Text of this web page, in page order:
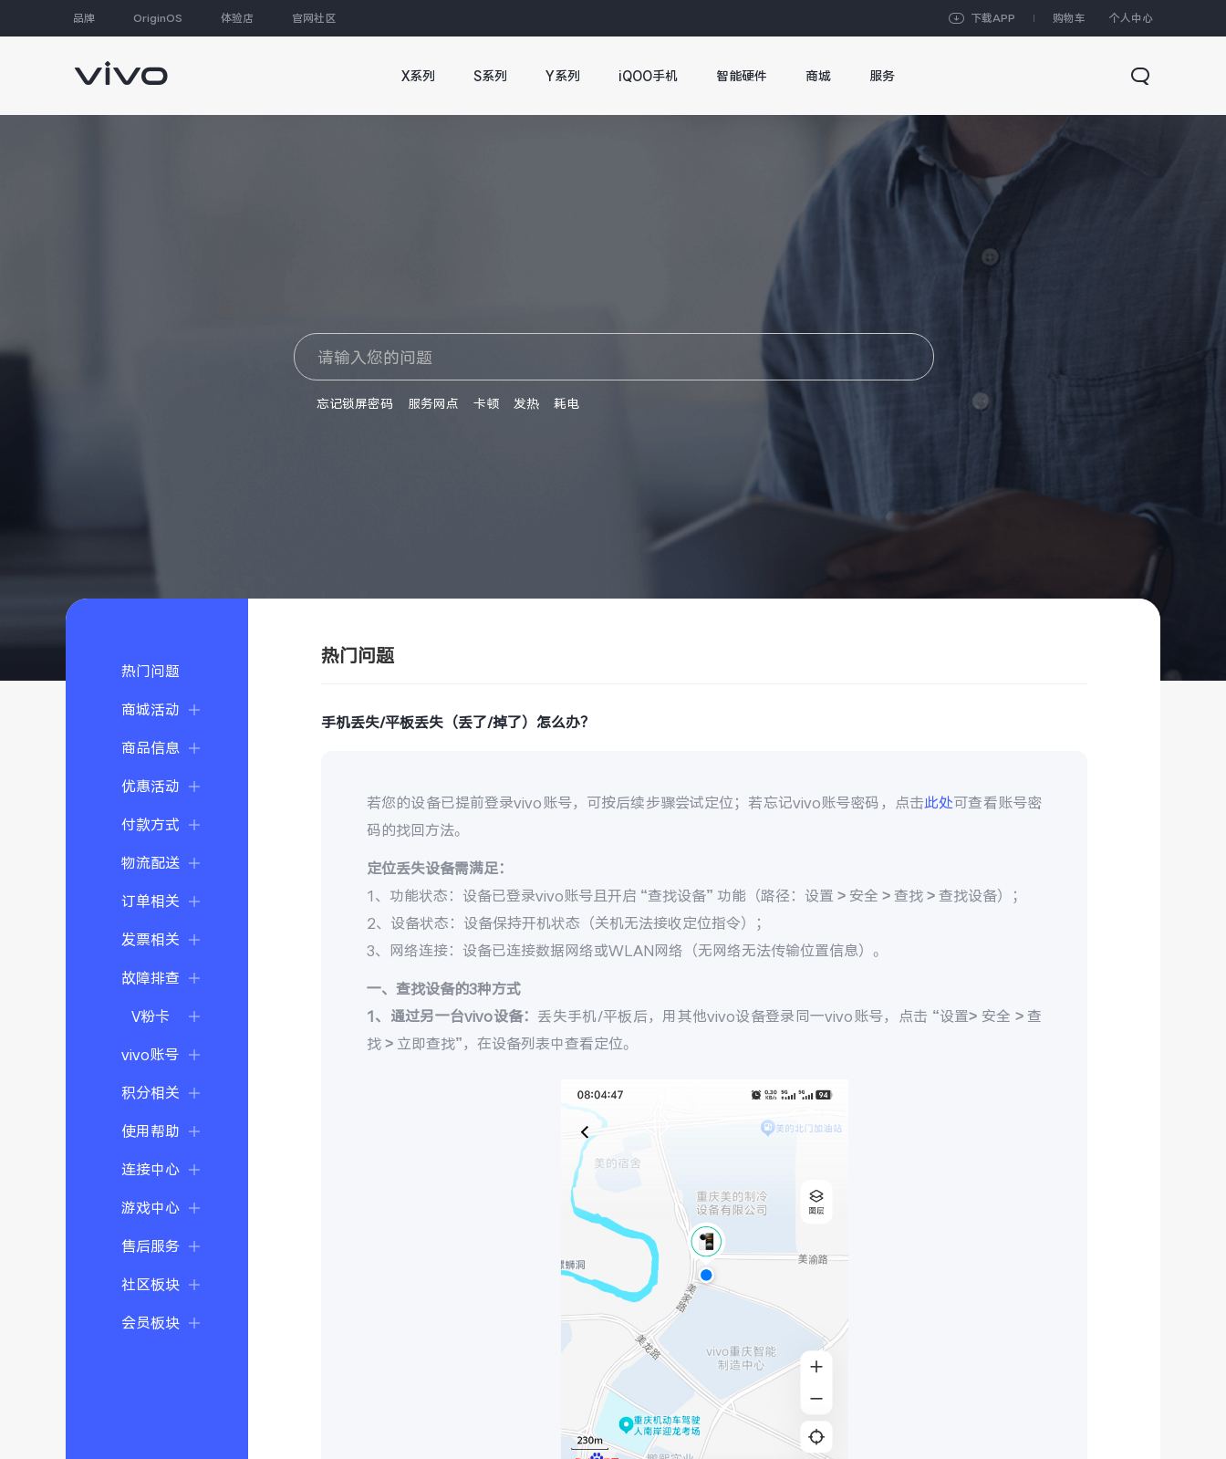
品牌 OriginOS 体验店 官网社区 下载APP 购物车 个人中心
X系列 S系列 Y系列 iQOO手机 智能硬件 商城 服务
忘记锁屏密码 服务网点 卡顿 发热 耗电
热门问题
商城活动
商品信息
优惠活动
付款方式
物流配送
订单相关
发票相关
故障排查
V粉卡
vivo账号
积分相关
使用帮助
连接中心
游戏中心
售后服务
社区板块
会员板块
热门问题
手机丢失/平板丢失（丢了/掉了）怎么办？
若您的设备已提前登录vivo账号，可按后续步骤尝试定位；若忘记vivo账号密码，点击此处可查看账号密
码的找回方法。
定位丢失设备需满足：
1、功能状态：设备已登录vivo账号且开启 “查找设备” 功能（路径：设置 > 安全 > 查找 > 查找设备）；
2、设备状态：设备保持开机状态（关机无法接收定位指令）；
3、网络连接：设备已连接数据网络或WLAN网络（无网络无法传输位置信息）。
一、查找设备的3种方式
1、通过另一台vivo设备： 丢失手机/平板后，用其他vivo设备登录同一vivo账号，点击 “设置> 安全 > 查
找 > 立即查找”，在设备列表中查看定位。